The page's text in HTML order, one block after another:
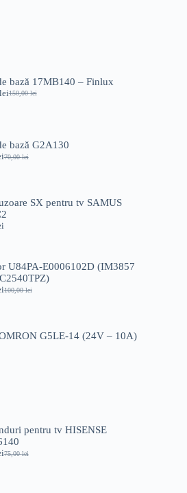
bază 17MB140 – Finlux
150,00lei
Prețul
150,00 lei.
leiPrețul
bază G2A130
70,00lei
lei.SX pentru tv SAMUS
U84PA-E0006102D (IM3857
100,00lei
Prețul
100,00 lei.
Prețul
G5LE-14 (24V – 10A)
pentru tv HISENSE
75,00lei